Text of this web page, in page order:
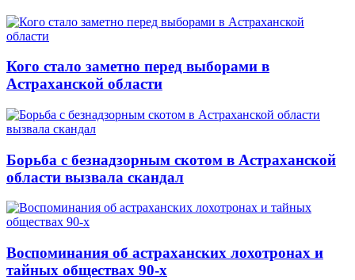
Кого стало заметно перед выборами в
Астраханской области
Борьба с безнадзорным скотом в Астраханской
области вызвала скандал
Воспоминания об астраханских лохотронах и
тайных обществах 90-х